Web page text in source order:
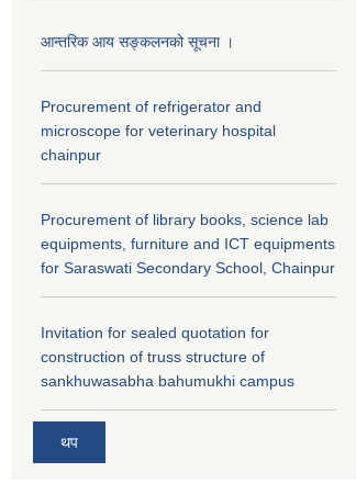
आन्तरिक आय सङ्कलनको सूचना ।
Procurement of refrigerator and
microscope for veterinary hospital
chainpur
Procurement of library books, science lab
equipments, furniture and ICT equipments
for Saraswati Secondary School, Chainpur
Invitation for sealed quotation for
construction of truss structure of
sankhuwasabha bahumukhi campus
थप